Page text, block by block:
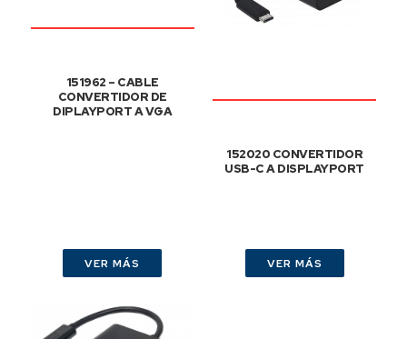
151962 – CABLE
CONVERTIDOR DE
DIPLAYPORT A VGA
VER MÁS
152020 CONVERTIDOR
USB-C A DISPLAYPORT
VER MÁS